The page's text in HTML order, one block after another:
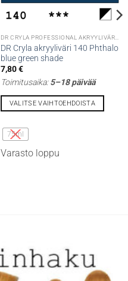
DR Cryla akryyliväri 140 Phthalo
blue green shade
7,80€
Toimitusaika:5–18 päivää
VALITSE VAIHTOEHDOISTA
tuotteella
on
useampi
75ml
Varasto loppu